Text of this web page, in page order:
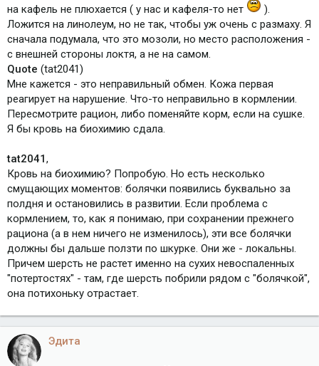
на кафель не плюхается ( у нас и кафеля-то нет
).
Ложится на линолеум, но не так, чтобы уж очень с размаху. Я
сначала подумала, что это мозоли, но место расположения -
с внешней стороны локтя, а не на самом.
Quote (tat2041)
Мне кажется - это неправильный обмен. Кожа первая
реагирует на нарушение. Что-то неправильно в кормлении.
Пересмотрите рацион, либо поменяйте корм, если на сушке.
Я бы кровь на биохимию сдала.
tat2041 ,
Кровь на биохимию? Попробую. Но есть несколько
смущающих моментов: болячки появились буквально за
полдня и остановились в развитии. Если проблема с
кормлением, то, как я понимаю, при сохранении прежнего
рациона (а в нем ничего не изменилось), эти все болячки
должны бы дальше ползти по шкурке. Они же - локальны.
Причем шерсть не растет именно на сухих невоспаленных
"потертостях" - там, где шерсть побрили рядом с "болячкой",
она потихоньку отрастает.
Эдита